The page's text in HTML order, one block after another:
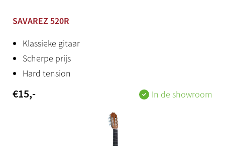
SAVAREZ 520R
Klassieke gitaar
Scherpe prijs
Hard tension
€15,- In de showroom